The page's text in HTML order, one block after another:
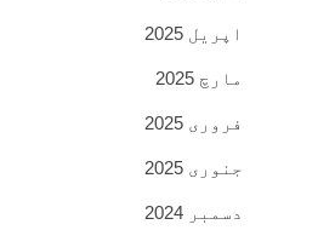
اپریل 2025
مارچ 2025
فروری 2025
جنوری 2025
دسمبر 2024